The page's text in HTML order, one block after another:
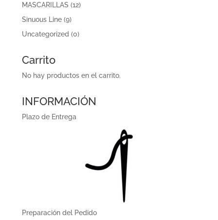
MASCARILLAS (12)
Sinuous Line (9)
Uncategorized (0)
Carrito
No hay productos en el carrito.
INFORMACIÓN
Plazo de Entrega
Preparación del Pedido